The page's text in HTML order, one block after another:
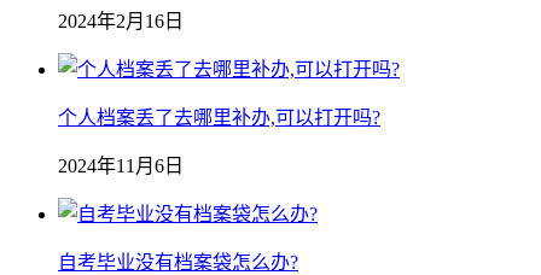
2024年2月16日
个人档案丢了去哪里补办,可以打开吗?
2024年11月6日
自考毕业没有档案袋怎么办?